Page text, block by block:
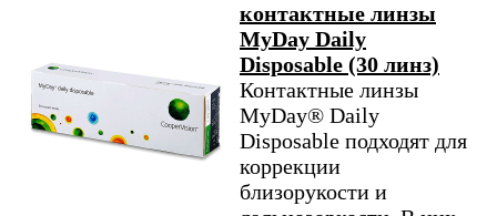
контактные линзы
MyDay Daily
Disposable (30 линз)
Контактные линзы
MyDay® Daily
Disposable подходят для
коррекции
близорукости и